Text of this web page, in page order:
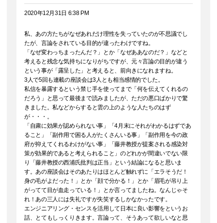
2020年12月31日 6:38 PM
私、あの方たちがなぜあれだけ理性を失っていたのが不思議でし
たが、言論をされている目的が違ったわけですね。
「なぜ変わっちまったんだ？」とか「なぜああなのだ？」などと
考えると残念な気持ちになりがちですが、元々言論の目的が違う
という事が「露呈した」と考えると、前向きになれますね。
3人で5回も連載の座談会は3人とも相当感情的でした。
私信を暴露するという禁じ手を使ってまで「何を伝えてくれるの
だろう」と思って最後まで読みましたが、ただの悪口ばかりで驚
きました。私などからすると雲の上のような人たちのはず
が・・・。
「自粛に効果が認められない事」「4月末にそれがわかるはずであ
ること」「副作用で困る人がたくさんいる事」「副作用を今の政
府が抑えてくれるわけがない事」「藤井教授が提案される感染対
策が効果的であると考えられること」のどれかが間違いでない限
り「藤井教授の西浦氏批判は正当」という結論になると思いま
す。あの座談会はそのあたりはほとんど触れずに「エラそうだ！
身の毛がよだった！」とか「顔で分かる！」とか「眉毛が吊り上
がってて目が血走っている！」とか言ってましたね。なんじゃそ
れ！あの三人には失礼ですが失笑するしかなかったです。
エンジニアリング・センスを活用して日本に良い影響をというお
話、とてもしっくりきます。言論って、そうあって欲しいなと思